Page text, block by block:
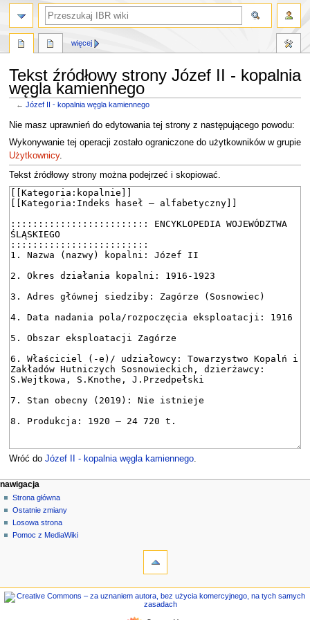
Tekst źródłowy strony Józef II - kopalnia
węgla kamiennego
←Józef II - kopalnia węgla kamiennego
Przejdź
do
nawigacji
Przejdź
do
wyszukiwania
Nie masz uprawnień do edytowania tej strony z następującego powodu:
Wykonywanie tej operacji zostało ograniczone do użytkowników w grupie
Użytkownicy.
Tekst źródłowy strony można podejrzeć i skopiować.
Wróć do Józef II - kopalnia węgla kamiennego.
M
e
n
u
i
g
działania na stronie
strona
dyskusja
czytaj
kod
więcej
narzędzia osobiste
zaloguj
się
nawigacja
Strona główna
Ostatnie zmiany
Losowa strona
Pomoc z MediaWiki
szukaj
linkowanych
nawigacja
Strona